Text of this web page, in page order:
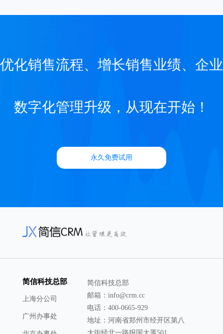
优化销售流程、增长销售业绩、企业
数字化管理升级，从现在开始！
永久免费试用
简信科技总部
上海分公司
广州办事处
简信科技总部
邮箱：info@crm.cc
电话：400-0665-929
地址：河南省郑州市经开区第八